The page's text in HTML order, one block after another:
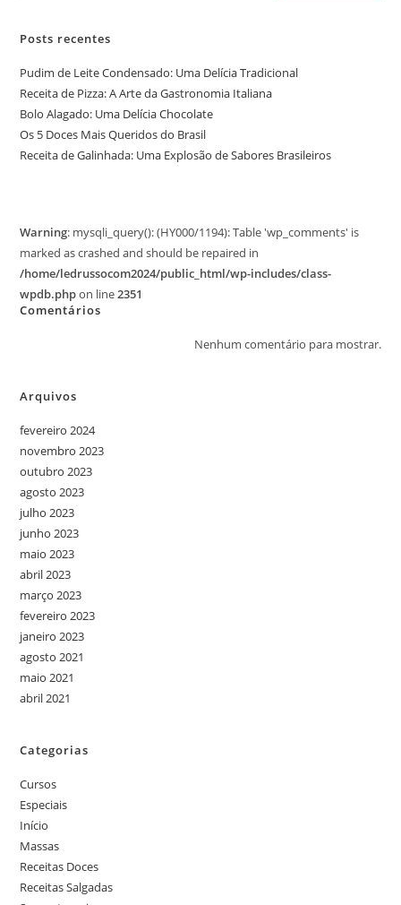
Posts recentes
Pudim de Leite Condensado: Uma Delícia Tradicional
Receita de Pizza: A Arte da Gastronomia Italiana
Bolo Alagado: Uma Delícia Chocolate
Os 5 Doces Mais Queridos do Brasil
Receita de Galinhada: Uma Explosão de Sabores Brasileiros
Warning: mysqli_query(): (HY000/1194): Table 'wp_comments' is
marked as crashed and should be repaired in
/home/ledrussocom2024/public_html/wp-includes/class-
wpdb.phpon line2351
Comentários
Nenhum comentário para mostrar.
Arquivos
fevereiro 2024
novembro 2023
outubro 2023
agosto 2023
julho 2023
junho 2023
maio 2023
abril 2023
março 2023
fevereiro 2023
janeiro 2023
agosto 2021
maio 2021
abril 2021
Categorias
Cursos
Especiais
Início
Massas
Receitas Doces
Receitas Salgadas